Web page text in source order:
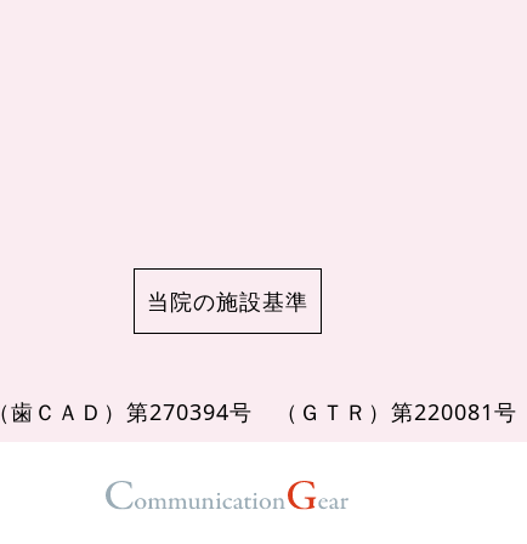
当院の施設基準
（歯ＣＡＤ）第270394号 （ＧＴＲ）第220081号